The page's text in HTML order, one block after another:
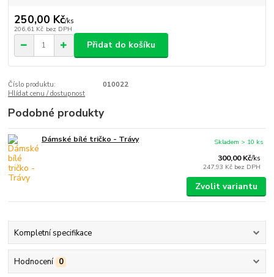
250,00 Kč/ks
206,61 Kč bez DPH
Přidat do košíku
Číslo produktu:
010022
Hlídat cenu / dostupnost
Podobné produkty
Dámské bílé tričko - Trávy
300,00 Kč/ks
247,93 Kč bez DPH
Skladem > 10 ks
Zvolit variantu
Kompletní specifikace
Hodnocení 0